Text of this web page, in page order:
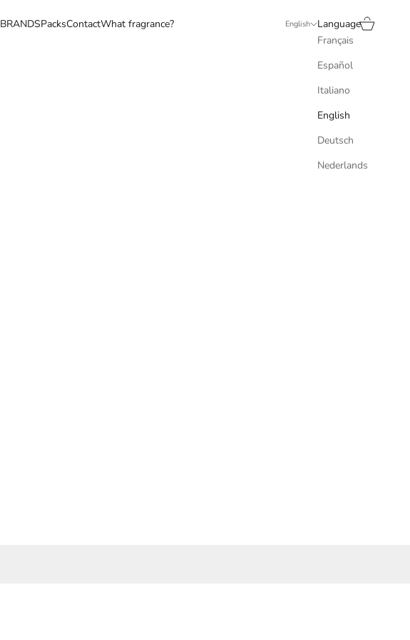
BRANDSPacksContactWhat fragrance? English
Language
Français
Español
Italiano
English
Deutsch
Nederlands
Search
Cart